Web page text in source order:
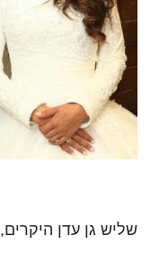
שליש גן עדן היקרים,